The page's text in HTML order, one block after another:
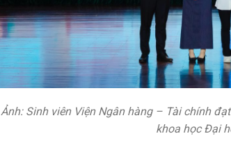
Ảnh: Sinh viên Viện Ngân hàng – Tài chính
khoa học Đại